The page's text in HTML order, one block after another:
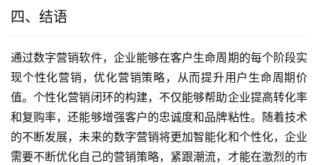
四、结语
通过数字营销软件，企业能够在客户生命周期的每个阶段实
现个性化营销，优化营销策略，从而提升用户生命周期价
值。个性化营销闭环的构建，不仅能够帮助企业提高转化率
和复购率，还能够增强客户的忠诚度和品牌粘性。随着技术
的不断发展，未来的数字营销将更加智能化和个性化，企业
需要不断优化自己的营销策略，紧跟潮流，才能在激烈的市